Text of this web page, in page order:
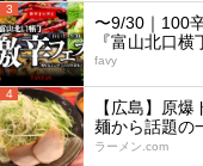
3
〜9/30｜100
『富山北口
favy
4
【広島】原
麺から話題の
ラーメン.com